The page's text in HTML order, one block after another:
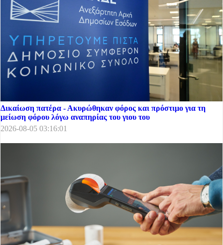
Δικαίωση πατέρα - Ακυρώθηκαν φόρος και πρόστιμο για τη
μείωση φόρου λόγω αναπηρίας του γιου του
2026-08-05 03:16:01